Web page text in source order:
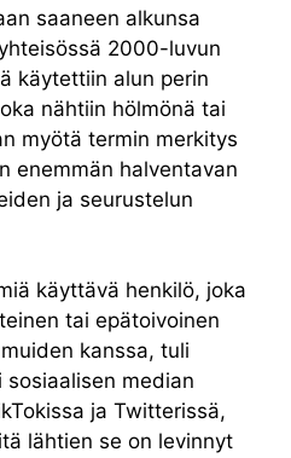
saaneen alkunsa
2000-luvun
käytettiin alun perin
nähtiin hölmönä tai
myötä termin merkitys
enemmän halventavan
ja seurustelun
käyttävä henkilö, joka
tai epätoivoinen
kanssa, tuli
median
ja Twitterissä,
lähtien se on levinnyt